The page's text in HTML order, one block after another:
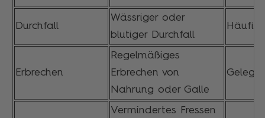
Durchfall
Wässriger oder
blutiger Durchfall
Häufig
Erbrechen
Regelmäßiges
Erbrechen von
Nahrung oder Galle
Vermindertes Fressen